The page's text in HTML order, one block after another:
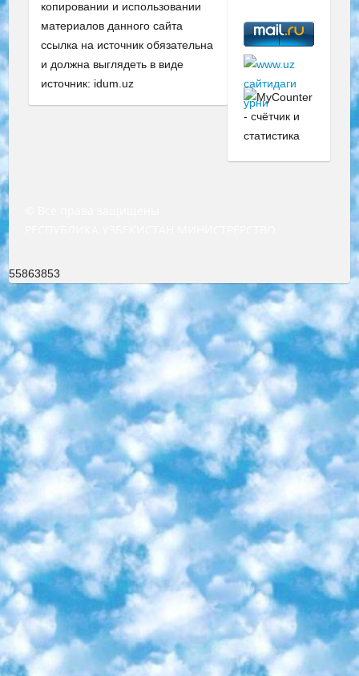
копировании и использовании
материалов данного сайта
ссылка на источник обязательна
и должна выглядеть в виде
источник: idum.uz
55863853